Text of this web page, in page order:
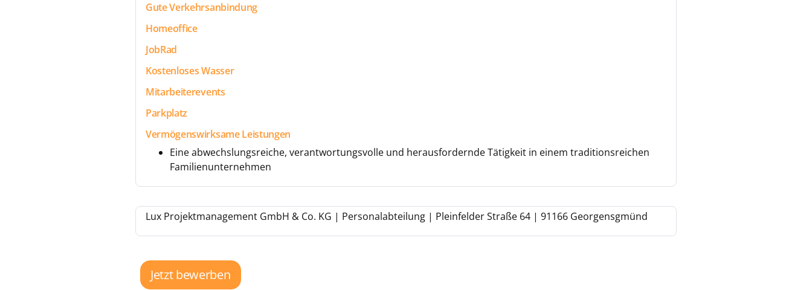
Gute Verkehrsanbindung
Homeoffice
JobRad
Kostenloses Wasser
Mitarbeiterevents
Parkplatz
Vermögenswirksame Leistungen
Eine abwechslungsreiche, verantwortungsvolle und herausfordernde Tätigkeit in einem traditionsreichen
Familienunternehmen
Lux Projektmanagement GmbH & Co. KG | Personalabteilung | Pleinfelder Straße 64 | 91166 Georgensgmünd
Jetzt bewerben